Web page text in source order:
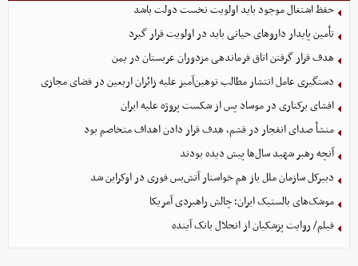
حفظ اشتغال موجود باید اولویت نخست دولت باشد
تأمین پایدار داروهای حیاتی باید در اولویت قرار گیرد
هدف قرار گرفتن اتاق‌ فرماندهی مزدوران عربستان در یمن
دستگیری عامل انتشار مطالب توهین‌آمیز علیه زائران اربعین در فضای مجازی
افشای برکناری در موساد پس از شکست پروژه علیه ایران
منشأ صدای انفجار در قشم، هدف قرار دادن اهداف متخاصم بود
آنچه رهبر شهید سال‌ها پیش دیده بودند
دبیرکل سازمان ملل باز هم خواستار آتش‌بس فوری در اوکراین شد
موشک‌های بالستیک ایران؛ چالش راهبردی آمریکا
فیلم/ روایت پزشکیان از انحلال بانک آینده